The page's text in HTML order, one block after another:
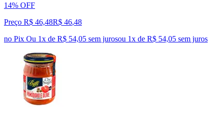
14% OFF
Preço R$ 46,48R$ 46,48
no Pix Ou 1x de R$ 54,05 sem jurosou 1x de R$ 54,05 sem juros